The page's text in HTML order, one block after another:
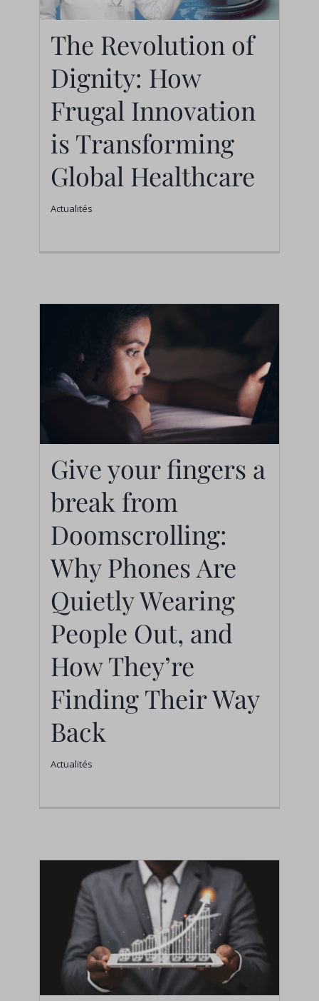
The Revolution of
Dignity: How Frugal
Innovation is
Transforming Global
Healthcare
Actualités
The Revolution of
Dignity: How
Frugal Innovation
is Transforming
Global Healthcare
Actualités
Give your fingers a
break from
Doomscrolling: Why
Phones Are Quietly
Wearing People Out,
and How They’re
Finding Their Way
Back
Actualités
Give your fingers a
break from
Doomscrolling:
Why Phones Are
Quietly Wearing
People Out, and
How They’re
Finding Their Way
Back
Actualités